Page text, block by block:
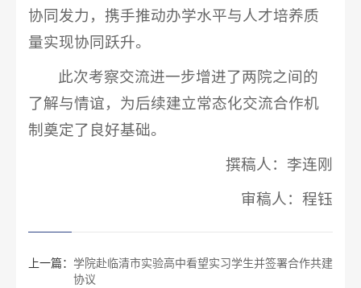
协同发力，携手推动办学水平与人才培养质
量实现协同跃升。
此次考察交流进一步增进了两院之间的
了解与情谊，为后续建立常态化交流合作机
制奠定了良好基础。
撰稿人：李连刚
审稿人：程钰
上一篇： 学院赴临清市实验高中看望实习学生并签署合作共建
协议